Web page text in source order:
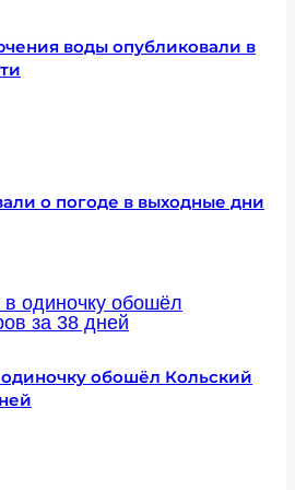
воды опубликовали в
о погоде в выходные дни
обошёл Кольский